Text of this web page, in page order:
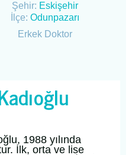
Şehir: Eskişehir
İlçe:Odunpazarı
Erkek Doktor
1988 yılında
İlk, orta ve lise